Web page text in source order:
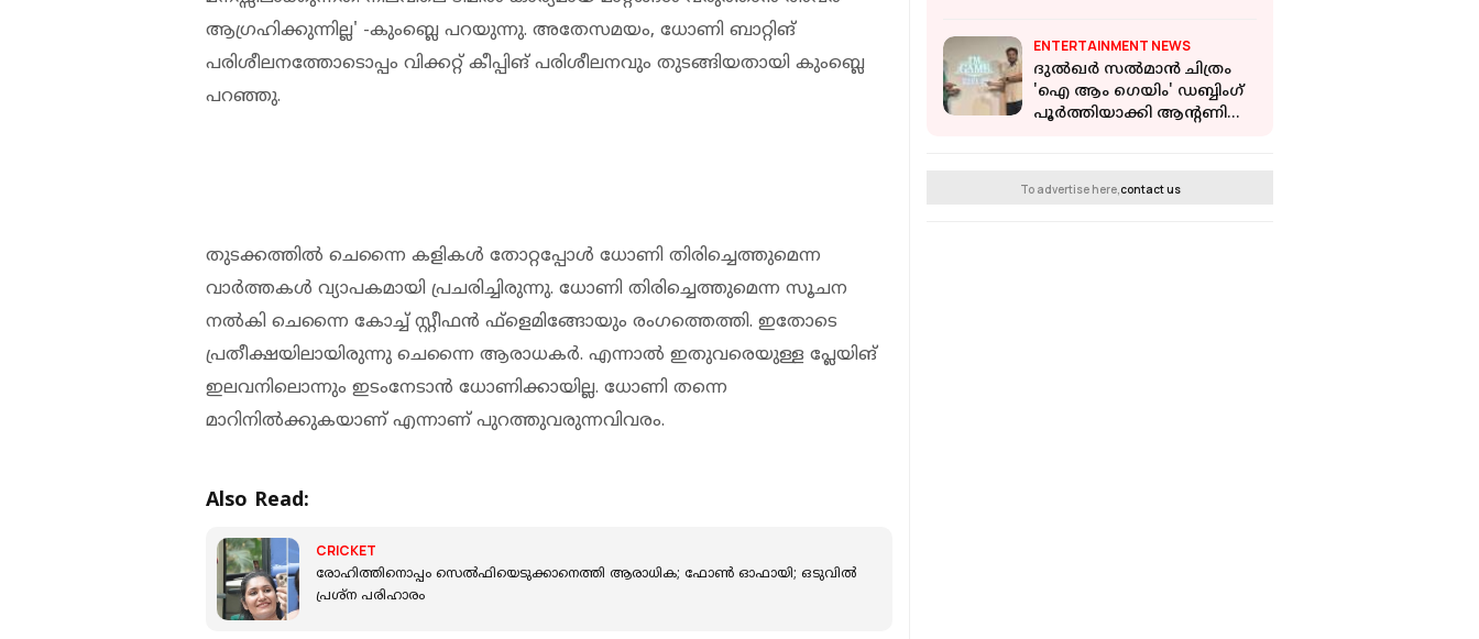
ആഗ്രഹിക്കുന്നില്ല' -കുംബ്ലെ പറയുന്നു. അതേസമയം, ധോണി ബാറ്റിങ്
പരിശീലനത്തോടൊപ്പം വിക്കറ്റ് കീപ്പിങ് പരിശീലനവും തുടങ്ങിയതായി കുംബ്ലെ
പറഞ്ഞു.
തുടക്കത്തില്‍ ചെന്നൈ കളികള്‍ തോറ്റപ്പോള്‍ ധോണി തിരിച്ചെത്തുമെന്ന
വാര്‍ത്തകള്‍ വ്യാപകമായി പ്രചരിച്ചിരുന്നു. ധോണി തിരിച്ചെത്തുമെന്ന സൂചന
നല്‍കി ചെന്നൈ കോച്ച് സ്റ്റീഫന്‍ ഫ്‌ളെമിങ്ങോയും രംഗത്തെത്തി. ഇതോടെ
പ്രതീക്ഷയിലായിരുന്നു ചെന്നൈ ആരാധകര്‍. എന്നാല്‍ ഇതുവരെയുള്ള പ്ലേയിങ്
ഇലവനിലൊന്നും ഇടംനേടാന്‍ ധോണിക്കായില്ല. ധോണി തന്നെ
മാറിനില്‍ക്കുകയാണ് എന്നാണ് പുറത്തുവരുന്നവിവരം.
Also Read:
CRICKET
രോഹിത്തിനൊപ്പം സെൽഫിയെടുക്കാനെത്തി ആരാധിക; ഫോൺ ഓഫായി; ഒടുവിൽ
പ്രശ്ന പരിഹാരം
ENTERTAINMENT NEWS
ദുല്‍ഖര്‍ സല്‍മാന്‍ ചിത്രം
'ഐ ആം ഗെയിം' ഡബ്ബിംഗ്
പൂര്‍ത്തിയാക്കി ആന്റണി
To advertise here, contact us